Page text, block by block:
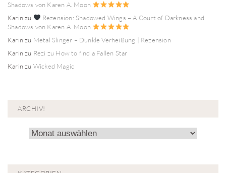
Shadows von Karen A. Moon
Karinzu
Rezension: Shadowed Wings – A Court of Darkness and
Shadows von Karen A. Moon
Karinzu Metal Slinger – Dunkle Verheißung | Rezension
Karinzu Rezi zu How to find a Fallen Star
Karinzu Wicked Magic
ARCHIV!
Archiv!